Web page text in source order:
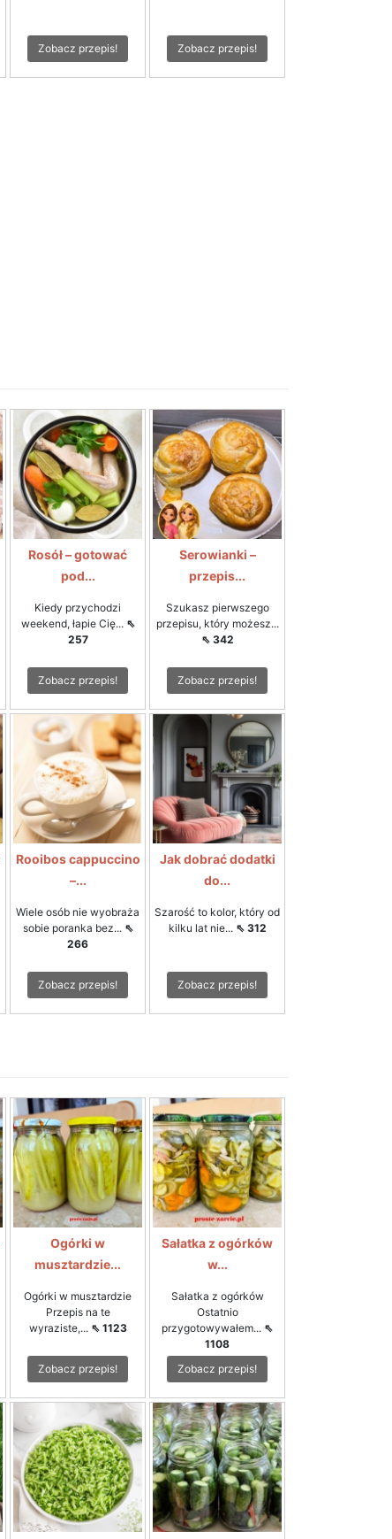
Zobacz przepis! Zobacz przepis!
Rosół – gotować
pod...
Kiedy przychodzi
weekend, łapie Cię... ⇖
257
Zobacz przepis!
Serowianki –
przepis...
Szukasz pierwszego
przepisu, który możesz...
⇖ 342
Zobacz przepis!
Rooibos cappuccino
–...
Wiele osób nie wyobraża
sobie poranka bez... ⇖
266
Zobacz przepis!
Jak dobrać dodatki
do...
Szarość to kolor, który od
kilku lat nie... ⇖ 312
Zobacz przepis!
Ogórki w
musztardzie...
Ogórki w musztardzie
Przepis na te
wyraziste,... ⇖ 1123
Zobacz przepis!
Sałatka z ogórków
w...
Sałatka z ogórków
Ostatnio
przygotowywałem... ⇖
1108
Zobacz przepis!